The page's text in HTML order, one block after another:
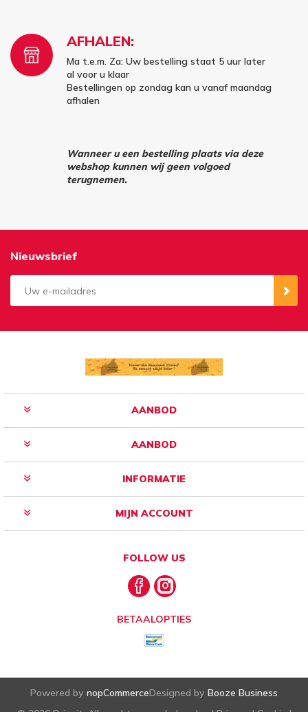
AFHALEN:
Ma t.e.m. Za: Uw bestelling staat 5 uur later
al voor u klaar
Bestellingen op zondag kan u vanaf maandag
afhalen
Wanneer u een bestelling plaats via deze
webshop kunnen wij geen volgoed
terugnemen.
Nieuwsbrief
AANBOD
AANBOD
INFORMATIE
MIJN ACCOUNT
FOLLOW US
BETAALOPTIES
Powered by nopCommerceDesigned by Booze Business